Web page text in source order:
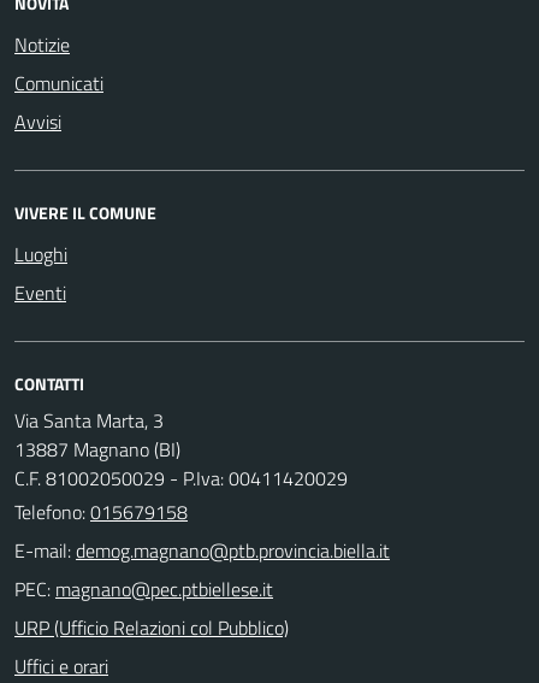
Notizie
Comunicati
Avvisi
VIVERE IL COMUNE
Luoghi
Eventi
CONTATTI
Via Santa Marta, 3
13887 Magnano (BI)
C.F. 81002050029 - P.Iva: 00411420029
Telefono:015679158
E-mail:
PEC:
URP (Ufficio Relazioni col Pubblico)
Uffici e orari